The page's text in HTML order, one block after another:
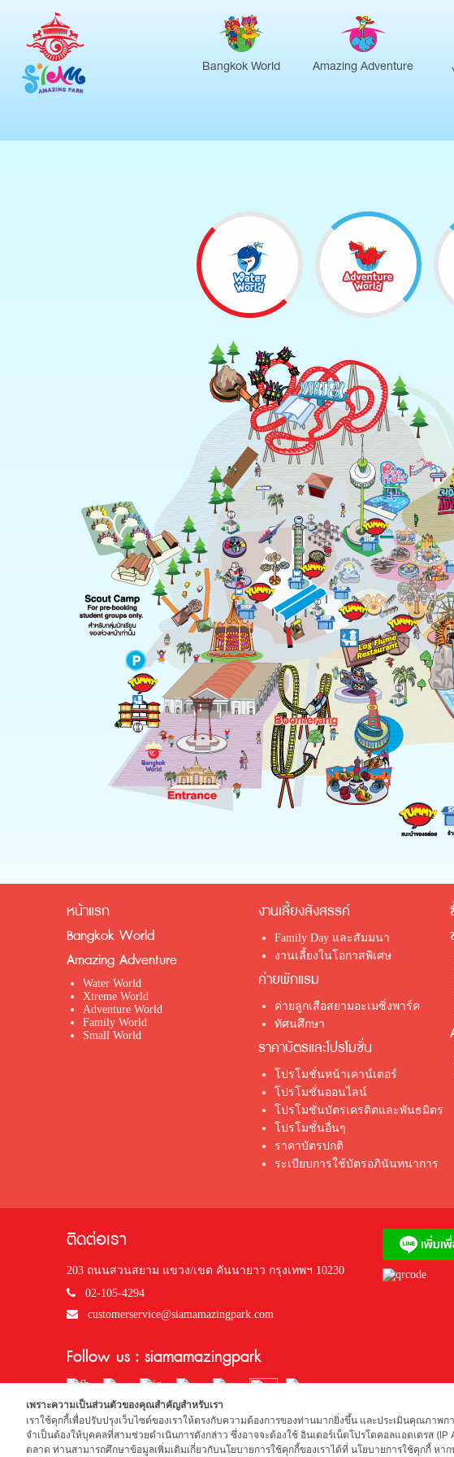
Bangkok World Amazing Adventure
หน้าแรก
Bangkok World
Amazing Adventure
Water World
Xtreme World
Adventure World
Family World
Small World
งานเลี้ยงสังสรรค์
Family Day และสัมมนา
งานเลี้ยงในโอกาสพิเศษ
ค่ายพักแรม
ค่ายลูกเสือสยามอะเมซิ่งพาร์ค
ทัศนศึกษา
ราคาบัตรและโปรโมชั่น
โปรโมชั่นหน้าเคาน์เตอร์
โปรโมชั่นออนไลน์
โปรโมชั่นบัตรเครดิตและพันธมิตร
โปรโมชั่นอื่นๆ
ราคาบัตรปกติ
ระเบียบการใช้บัตรอภินันทนาการ
ติดต่อเรา
203 ถนนสวนสยาม แขวง/เขต คันนายาว กรุงเทพฯ 10230
02-105-4294
customerservice@siamamazingpark.com
Follow us : siamamazingpark
เปิดทำการเวลา 10.00 น. - 18.00 น.
เพราะความเป็นส่วนตัวของคุณสำคัญสำหรับเรา
เราใช้คุกกี้เพื่อปรับปรุงเว็บไซต์ของเราให้ตรงกับความต้องการของท่านมากยิ่งขึ้น และประเมินคุณภาพ
จำเป็นต้องให้บุคคลที่สามช่วยดำเนินการดังกล่าว ซึ่งอาจจะต้องใช้ อินเตอร์เน็ตโปรโตคอลแอดเดรส
ตลาด ท่านสามารถศึกษาข้อมูลเพิ่มเติมเกี่ยวกับนโยบายการใช้คุกกี้ของเราได้ที่ นโยบายการใช้คุกกี้